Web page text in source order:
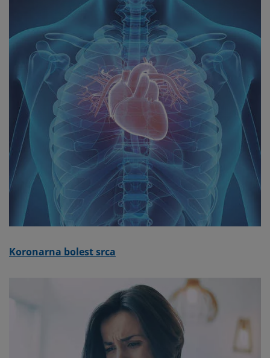
Koronarna bolest srca